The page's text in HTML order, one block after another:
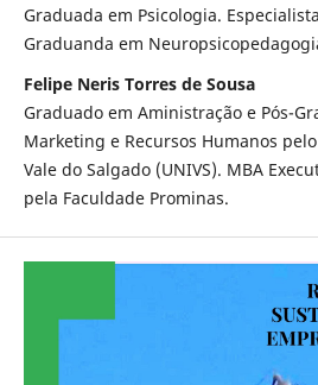
Graduada em Psicologia.
Graduanda em
Felipe Neris Torres de Sousa
Graduado em Aministração e Pós-
Marketing e Recursos Humanos
Vale do Salgado (UNIVS). MBA
pela Faculdade Prominas.